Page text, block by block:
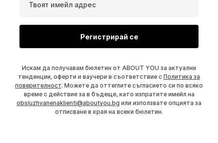
Твоят имейл адрес
Регистрирай се
Искам да получавам бюлетин от ABOUT YOU за актуални
тенденции, оферти и ваучери в съответствие с Политика за
поверителност. Можете да оттеглите съгласието си по всяко
време с действие за в бъдеще, като изпратите имейл на
obsluzhvanenaklienti@aboutyou.bg или използвате опцията за
отписване в края на всеки бюлетин.